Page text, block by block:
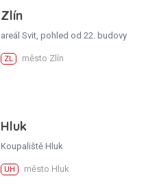
Zlín
areál Svit, pohled od 22. budovy
ZL město Zlín
Hluk
Koupaliště Hluk
UH město Hluk